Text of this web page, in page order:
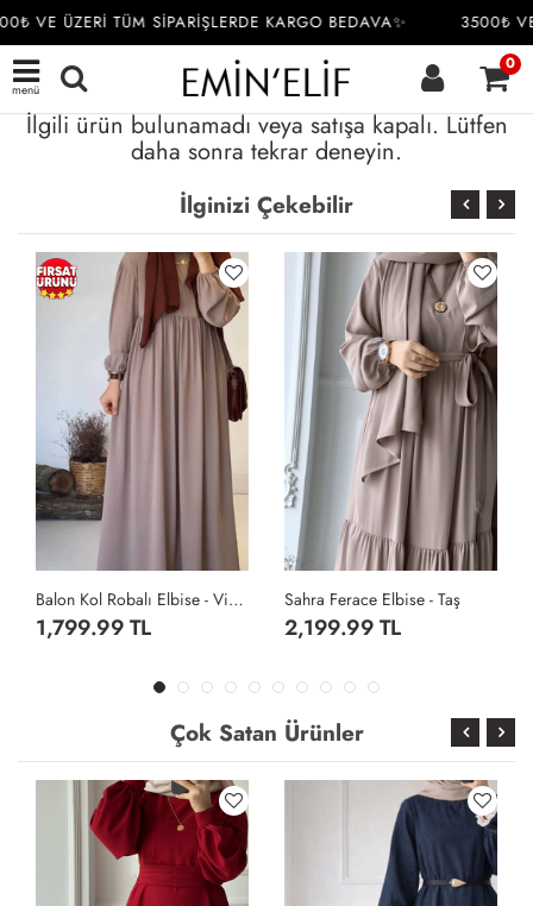
VE ÜZERİ TÜM SİPARİŞLERDE KARGO BEDAVA✨ 3500₺
menü
0
İlgili ürün bulunamadı veya satışa kapalı. Lütfen
daha sonra tekrar deneyin.
İlginizi Çekebilir
Sahra Ferace Elbise - Taş
2,199.99 TL 2,199.99 TL
Çok Satan Ürünler